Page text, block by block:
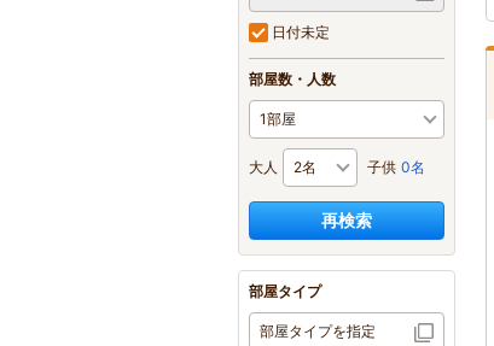
日付未定
部屋数・人数
大人 子供 0名
再検索
部屋タイプ
部屋タイプを指定